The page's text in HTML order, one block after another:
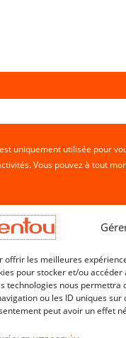
offrir les meilleures
pour stocker et/ou
technologies nous
ou les ID uniques
peut avoir un effet
uniquement utilisée pour
Vous pouvez à tout